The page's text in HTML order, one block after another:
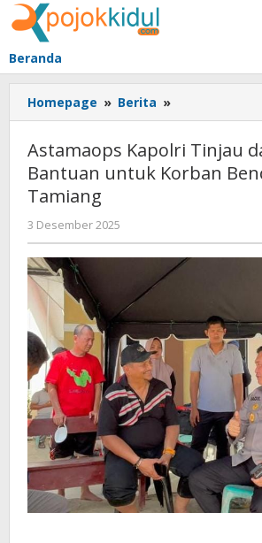
Lewati
ke
konten
Beranda
Homepage » Berita »
Kapolri
dan
Serahkan
Bencana
di
Astamaops Kapolri Tinjau
Bantuan untuk Korban
Tamiang
3 Desember 2025
BangAdmin